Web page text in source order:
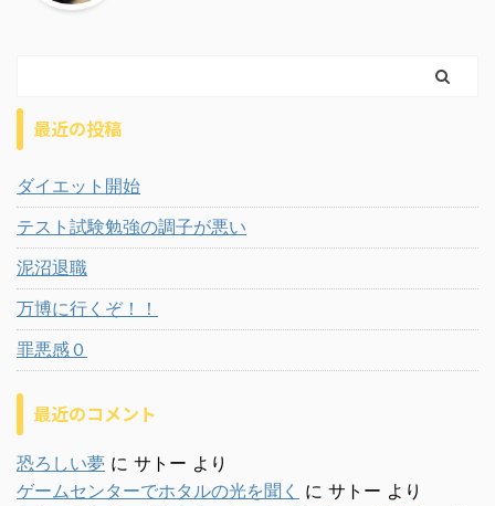
最近の投稿
ダイエット開始
テスト試験勉強の調子が悪い
泥沼退職
万博に行くぞ！！
罪悪感０
最近のコメント
恐ろしい夢 に サトー より
ゲームセンターでホタルの光を聞く に サトー より